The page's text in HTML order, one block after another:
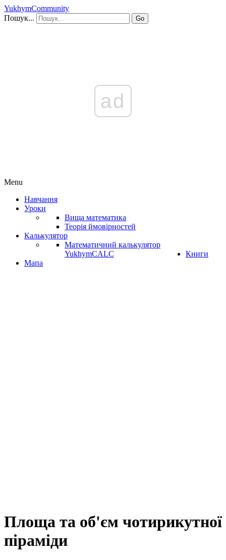
YukhymCommunity
Пошук...
Go
ad
Menu
Навчання
Уроки
Вища математика
Теорія ймовірностей
Калькулятор
Математичний калькулятор
YukhymCALC
Книги
Мапа
Площа та об'єм чотирикутної
піраміди